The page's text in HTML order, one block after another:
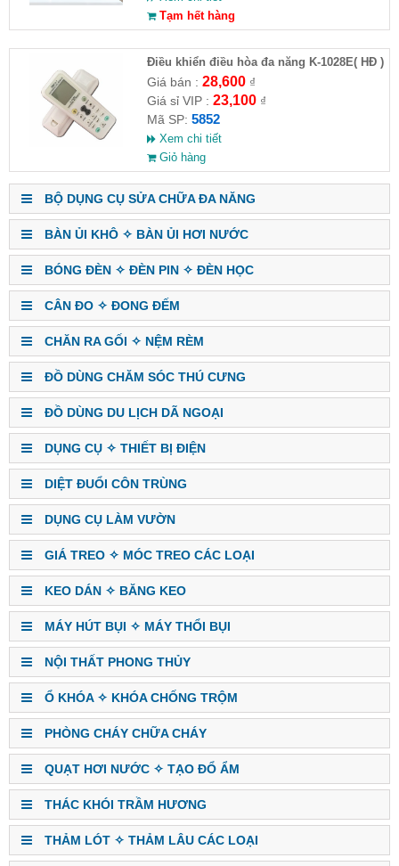
Tạm hết hàng
Điều khiển điều hòa đa năng K-1028E( HĐ )
Giá bán : 28,600₫
Giá sỉ VIP : 23,100₫
Mã SP: 5852
Xem chi tiết
Giỏ hàng
BỘ DỤNG CỤ SỬA CHỮA ĐA NĂNG
BÀN ỦI KHÔ ✧ BÀN ỦI HƠI NƯỚC
BÓNG ĐÈN ✧ ĐÈN PIN ✧ ĐÈN HỌC
CÂN ĐO ✧ ĐONG ĐẾM
CHĂN RA GỐI ✧ NỆM RÈM
ĐỒ DÙNG CHĂM SÓC THÚ CƯNG
ĐỒ DÙNG DU LỊCH DÃ NGOẠI
DỤNG CỤ ✧ THIẾT BỊ ĐIỆN
DIỆT ĐUỔI CÔN TRÙNG
DỤNG CỤ LÀM VƯỜN
GIÁ TREO ✧ MÓC TREO CÁC LOẠI
KEO DÁN ✧ BĂNG KEO
MÁY HÚT BỤI ✧ MÁY THỔI BỤI
NỘI THẤT PHONG THỦY
Ổ KHÓA ✧ KHÓA CHỐNG TRỘM
PHÒNG CHÁY CHỮA CHÁY
QUẠT HƠI NƯỚC ✧ TẠO ĐỔ ẨM
THÁC KHÓI TRẦM HƯƠNG
THẢM LÓT ✧ THẢM LÂU CÁC LOẠI